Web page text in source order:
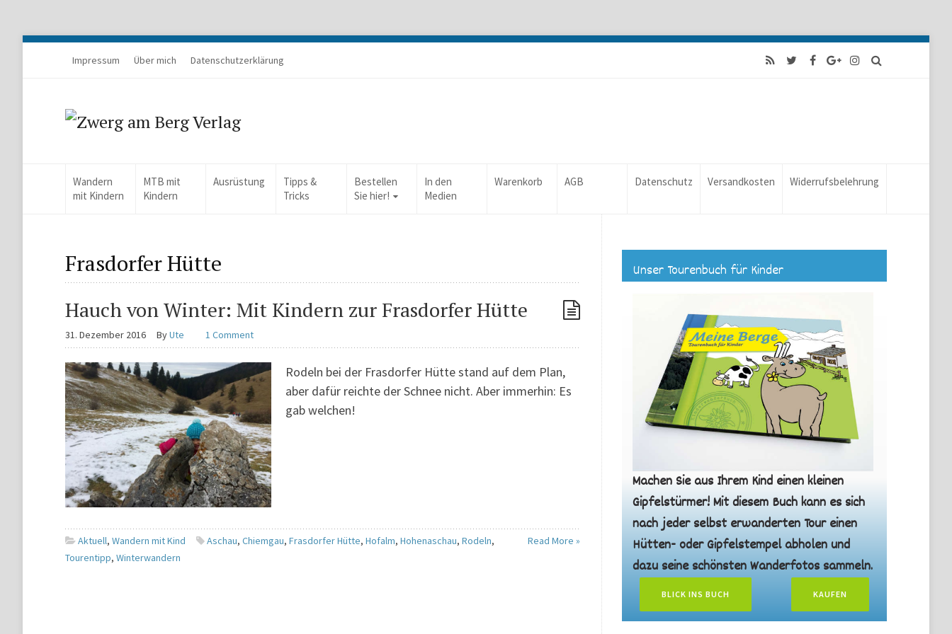
Impressum Über mich Datenschutzerklärung
Wandern
mit Kindern
MTB mit
Kindern
Ausrüstung
Tipps &
Tricks
Bestellen
Sie hier!
In den
Medien
Warenkorb AGB Datenschutz Versandkosten Widerrufsbelehrung
Frasdorfer Hütte
Hauch von Winter: Mit Kindern zur Frasdorfer Hütte
31. Dezember 2016 ByUte 1 Comment
Rodeln bei der Frasdorfer Hütte stand auf dem Plan,
aber dafür reichte der Schnee nicht. Aber immerhin: Es
gab welchen!
Read More »
Aktuell, Wandern mit Kind Aschau, Chiemgau, Frasdorfer Hütte, Hofalm, Hohenaschau, Rodeln,
Tourentipp, Winterwandern
Unser Tourenbuch für Kinder
Machen Sie aus Ihrem Kind einen kleinen
Gipfelstürmer! Mit diesem Buch kann es sich
nach jeder selbst erwanderten Tour einen
Hütten- oder Gipfelstempel abholen und
dazu seine schönsten Wanderfotos sammeln.
BLICK INS BUCH KAUFEN